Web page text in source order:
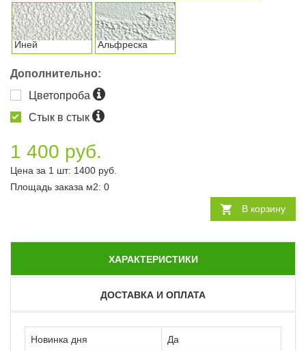
Иней Альфреска
Дополнительно:
Цветопроба
Стык в стык
1 400 руб.
Цена за 1 шт: 1400 руб.
Площадь заказа м2: 0
В корзину
ХАРАКТЕРИСТИКИ
ДОСТАВКА И ОПЛАТА
Новинка дня Да